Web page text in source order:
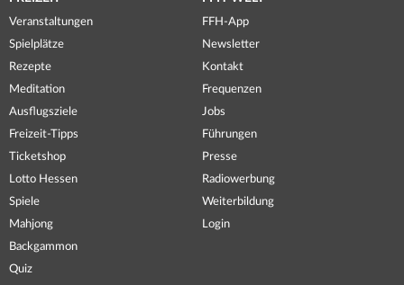
Veranstaltungen
Spielplätze
Rezepte
Meditation
Ausflugsziele
Freizeit-Tipps
Ticketshop
Lotto Hessen
Spiele
Mahjong
Backgammon
Quiz
FFH-App
Newsletter
Kontakt
Frequenzen
Jobs
Führungen
Presse
Radiowerbung
Weiterbildung
Login